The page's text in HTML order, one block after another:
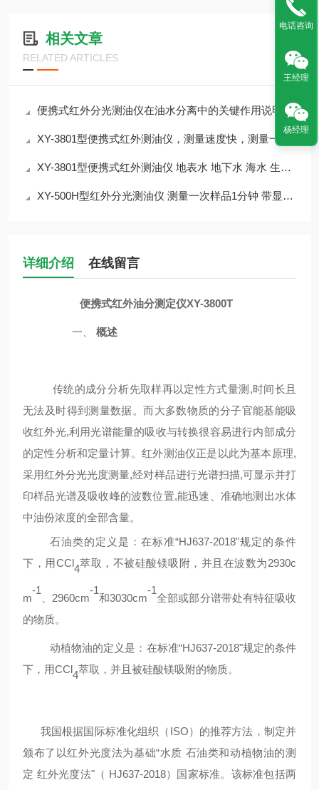
相关文章
RELATED ARTICLES
便携式红外分光测油仪在油水分离中的关键作用说明
XY-3801型便携式红外测油仪，测量速度快，测量一次样品仅需1分钟
XY-3801型便携式红外测油仪 地表水 地下水 海水 生活用水 工业废水
XY-500H型红外分光测油仪 测量一次样品1分钟 带显示屏
详细介绍 在线留言
便携式红外油分测定仪XY-3800T
一、 概述
传统的成分分析先取样再以定性方式量测 ,时间长且
无法及时得到测量数据。而大多数物质的分子官能基能吸
收红外光,利用光谱能量的吸收与转换很容易进行内部成分
的定性分析和定量计算。红外测油仪正是以此为基本原理,
采用红外分光光度测量,经对样品进行光谱扫描,可显示并打
印样品光谱及吸收峰的波数位置,能迅速、准确地测出水体
中油份浓度的全部含量。
石油类的定义是：在标准“HJ637-2018"规定的条件
下，用CCl4萃取，不被硅酸镁吸附，并且在波数为2930c
m
-1
2960cm
-1
和3030cm
-1
全部或部分谱带处有特征吸收
的物质。
动植物油的定义是：在标准“HJ637-2018"规定的条件
下，用CCl4萃取，并且被硅酸镁吸附的物质。
我国根据国际标准化组织（ ISO）的推荐方法，制定并
颁布了以红外光度法为基础“水质 石油类和动植物油的测
定 红外光度法"（ HJ637-2018）国家标准。该标准包括两
电话咨询
王经理
杨经理